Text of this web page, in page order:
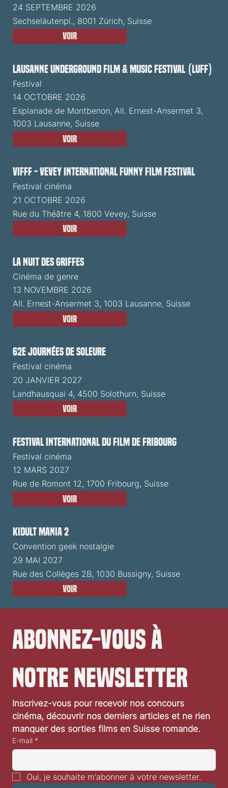
24 SEPTEMBRE 2026
Sechseläutenpl., 8001 Zürich, Suisse
Voir
Lausanne Underground Film & Music Festival (LUFF)
Festival
14 OCTOBRE 2026
Esplanade de Montbenon, All. Ernest-Ansermet 3,
1003 Lausanne, Suisse
Voir
VIFFF - Vevey International Funny Film Festival
Festival cinéma
21 OCTOBRE 2026
Rue du Théâtre 4, 1800 Vevey, Suisse
Voir
La Nuit des Griffes
Cinéma de genre
13 NOVEMBRE 2026
All. Ernest-Ansermet 3, 1003 Lausanne, Suisse
Voir
62e Journées de Soleure
Festival cinéma
20 JANVIER 2027
Landhausquai 4, 4500 Solothurn, Suisse
Voir
Festival International du Film de Fribourg
Festival cinéma
12 MARS 2027
Rue de Romont 12, 1700 Fribourg, Suisse
Voir
Kidult Mania 2
Convention geek nostalgie
29 MAI 2027
Rue des Collèges 2B, 1030 Bussigny, Suisse
Voir
Abonnez-vous à
notre newsletter
Inscrivez-vous pour recevoir nos concours
cinéma, découvrir nos derniers articles et ne rien
manquer des sorties films en Suisse romande.
E-mail *
Oui, je souhaite m'abonner à votre newsletter.